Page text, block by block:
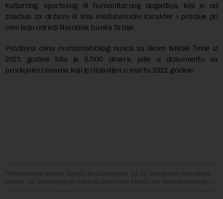
kulturnog, sportskog ili humanitarnog događaja, koji je od
značaja za državu ili ima međunarodni karakter i prodaje po
ceni koju odredi Narodna banka Srbije.
Prodajna cena numizmatičkog novca sa likom NIkole Tesle iz
2021. godine bila je 8.500 dinara, piše u dokumentu sa
prodajnim cenama koji je objavljen u martu 2022. godine.
Preuzimanje delova teksta je dozvoljeno, ali uz obavezno navođenje
izvora i uz postavljanje linka ka izvornom tekstu na novaekonomija.rs